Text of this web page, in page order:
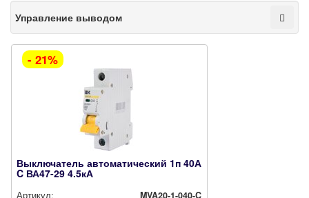
Управление выводом
- 21%
Выключатель автоматический 1п 40А
C ВА47-29 4.5кА
Артикул:
MVA20-1-040-C